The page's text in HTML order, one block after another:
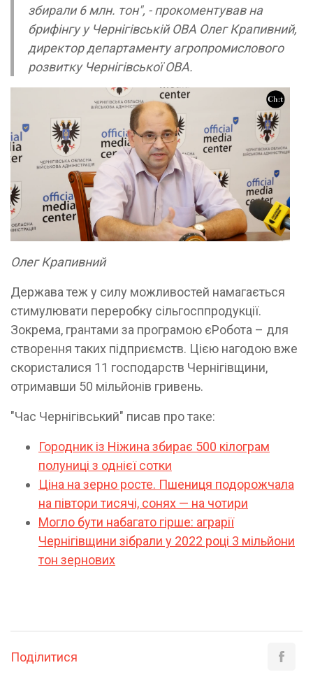
збирали 6 млн. тон", - прокоментував на
брифінгу у Чернігівській ОВА Олег Крапивний,
директор департаменту агропромислового
розвитку Чернігівської ОВА.
Олег Крапивний
Держава теж у силу можливостей намагається
стимулювати переробку сільгосппродукції.
Зокрема, грантами за програмою єРобота – для
створення таких підприємств. Цією нагодою вже
скористалися 11 господарств Чернігівщини,
отримавши 50 мільйонів гривень.
"Час Чернігівський" писав про таке:
Городник із Ніжина збирає 500 кілограм
полуниці з однієї сотки
Ціна на зерно росте. Пшениця подорожчала
на півтори тисячі, сонях — на чотири
Могло бути набагато гірше: аграрії
Чернігівщини зібрали у 2022 році 3 мільйони
тон зернових
Поділитися